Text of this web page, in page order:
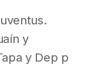
y
y Dep p